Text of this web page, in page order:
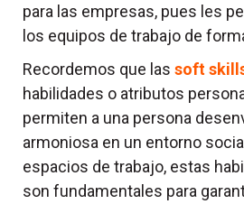
para las empresas, pues les
los equipos de trabajo de
Recordemos que las soft
habilidades o atributos
permiten a una persona
armoniosa en un entorno
espacios de trabajo, estas
son fundamentales para